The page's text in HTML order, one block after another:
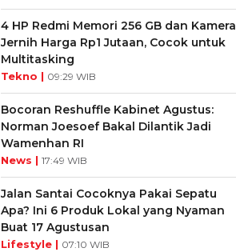
4 HP Redmi Memori 256 GB dan Kamera
Jernih Harga Rp1 Jutaan, Cocok untuk
Multitasking
Tekno | 09:29 WIB
Bocoran Reshuffle Kabinet Agustus:
Norman Joesoef Bakal Dilantik Jadi
Wamenhan RI
News | 17:49 WIB
Jalan Santai Cocoknya Pakai Sepatu
Apa? Ini 6 Produk Lokal yang Nyaman
Buat 17 Agustusan
Lifestyle | 07:10 WIB